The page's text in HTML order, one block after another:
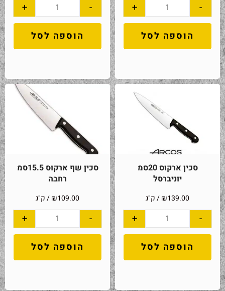
-
+
הוספה לסל
-
+
הוספה לסל
סכין ארקוס 20סמ
יוניברסל
₪139.00 / ק"ג
-
+
הוספה לסל
סכין שף ארקוס 15.5סמ
רחבה
₪109.00 / ק"ג
-
+
הוספה לסל